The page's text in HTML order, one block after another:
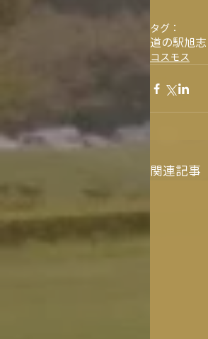
タグ：
道の駅旭志
コスモス
関連記事